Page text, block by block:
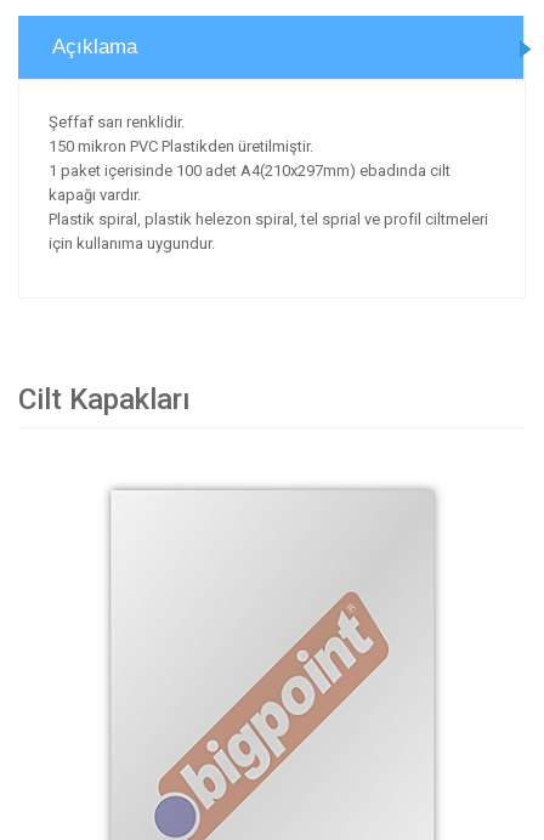
Açıklama
Şeffaf sarı renklidir.
150 mikron PVC Plastikden üretilmiştir.
1 paket içerisinde 100 adet A4(210x297mm) ebadında cilt
kapağı vardır.
Plastik spiral, plastik helezon spiral, tel sprial ve profil ciltmeleri
için kullanıma uygundur.
Cilt Kapakları